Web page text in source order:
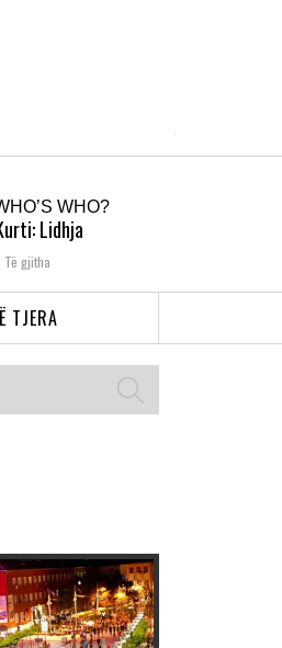
WHO?
Lidhja
e Prizrenit,
Të gjitha
TJERA